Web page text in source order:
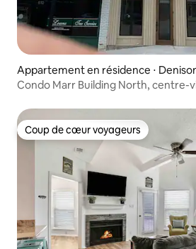
Appartement en résidence ⋅
Condo Marr Building North, centre-
Coup de cœur voyageurs
Coup de cœur voyageurs